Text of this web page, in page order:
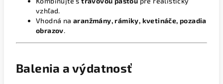
vzhľad.
Vhodná na aranžmány, rámiky, kvetináče, pozadia
obrazov.
Balenia a výdatnosť